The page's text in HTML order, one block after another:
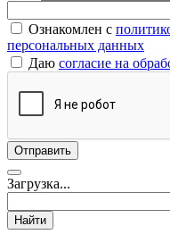
Ознакомлен с
персональных данных
Даю согласие на
Загрузка...
Найти